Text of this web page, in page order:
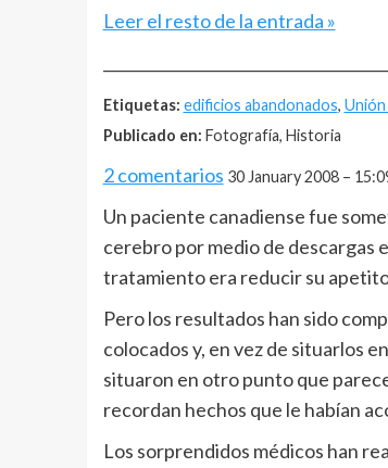
Leer el resto de la entrada »
Etiquetas: edificios abandonados,
Publicado en: Fotografía, Historia
2 comentarios 30 January 2008 –
Un paciente canadiense fue
cerebro por medio de descargas
tratamiento era reducir su
Pero los resultados han sido
colocados y, en vez de situarlos
situaron en otro punto que
recordan hechos que le habían
Los sorprendidos médicos han